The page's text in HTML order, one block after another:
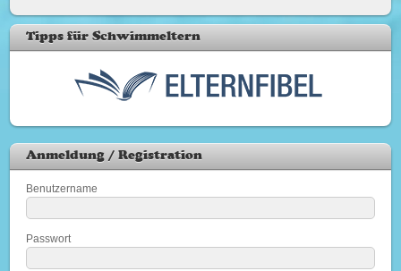
Tipps für Schwimmeltern
Anmeldung / Registration
Benutzername
Passwort